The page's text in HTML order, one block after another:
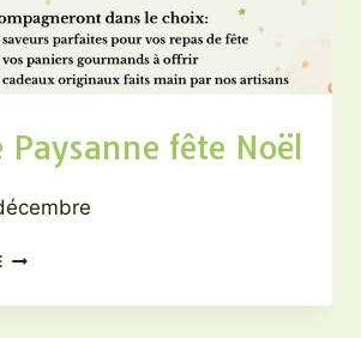
Paysanne fête Noël
LA
PAYSANNE